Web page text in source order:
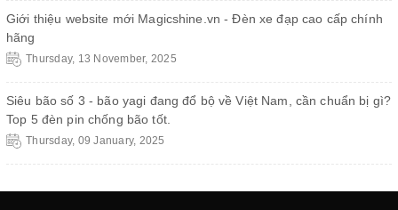
Giới thiệu website mới Magicshine.vn - Đèn xe đạp cao cấp chính
hãng
Thursday, 13 November, 2025
Siêu bão số 3 - bão yagi đang đổ bộ về Việt Nam, cần chuẩn bị gì?
Top 5 đèn pin chống bão tốt.
Thursday, 09 January, 2025